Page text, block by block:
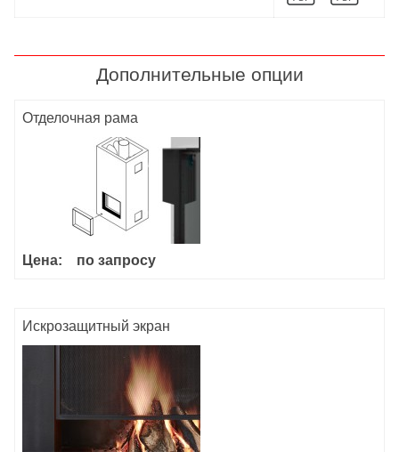
Дополнительные опции
Отделочная рама
Цена: по запросу
Искрозащитный экран